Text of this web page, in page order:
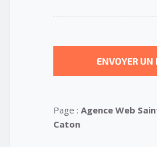
Page : Agence Web
Caton